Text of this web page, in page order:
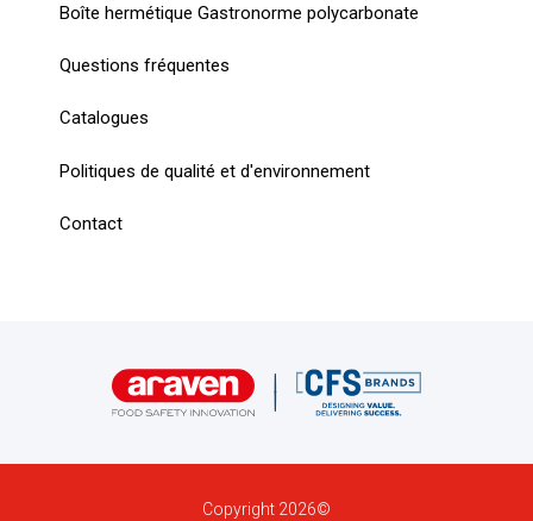
Boîte hermétique Gastronorme polycarbonate
Questions fréquentes
Catalogues
Politiques de qualité et d'environnement
Contact
Copyright 2026©